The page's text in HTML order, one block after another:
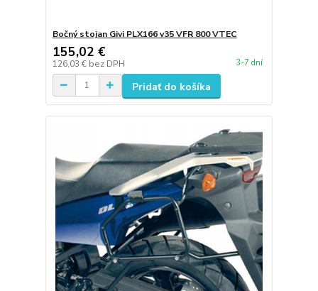
Bočný stojan Givi PLX166 v35 VFR 800 VTEC
155,02 €
126,03 € bez DPH 3-7 dní
Pridať do košíka